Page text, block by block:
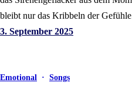
bleibt nur das Kribbeln der
3. September 2025
Emotional · Songs